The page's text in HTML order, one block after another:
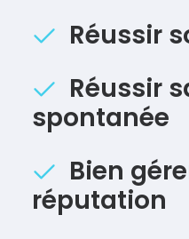
Réussir
Réussir
spontanée
Bien
réputation